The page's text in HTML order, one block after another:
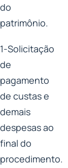
do
patrimônio.
1-Solicitação
de
pagamento
de custas e
demais
despesas ao
final do
procedimento.